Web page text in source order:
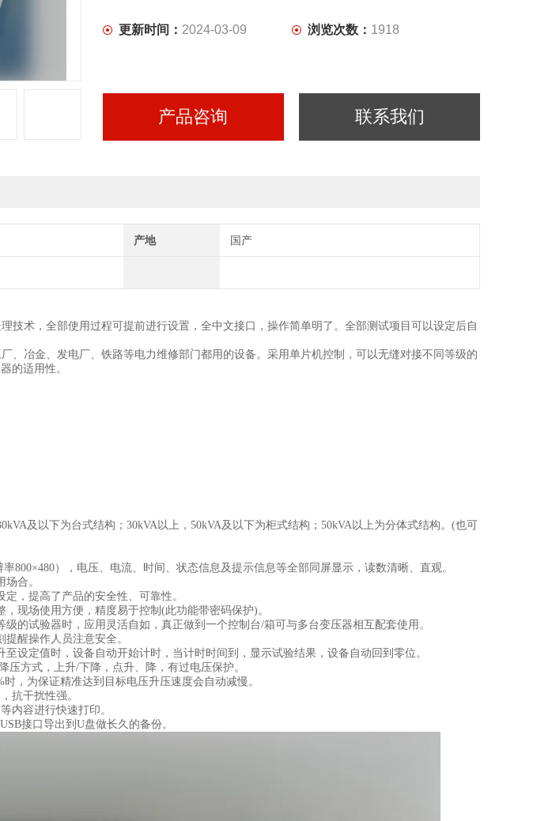
更新时间： 2024-03-09 浏览次数： 1918
产品咨询 联系我们
产地 国产
技术，全部使用过程可提前进行设置，全中文接口，操作简单明了。全部测试项目可以设定后自
、冶金、发电厂、铁路等电力维修部门都用的设备。采用单片机控制，可以无缝对接不同等级的
的适用性。
及以下为台式结构； 30kVA以上， 50kVA及以下为柜式结构； 50kVA以上为分体式结构。 (也可
率800×480） ， 电压、电流、时间、状态信息及提示信息等全部同屏显示，读数清晰、直观。
合。
，提高了产品的安全性、可靠性。
现场使用方便，精度易于控制 (此功能带密码保护)。
的试验器时，应用灵活自如，真正做到一个控制台/箱可与多台变压器相互配套使用 。
醒操作人员注意安全。
设定值时，设备自动开始计时，当计时时间到，显示试验结果，设备自动回到零位。
降压方式，上升/下降， 点升、降 ，有过电压保护。
时，为保证精准达到目标电压升压速度会自动减慢。
抗干扰性强。
内容进行快速打印。
USB接口导出到 U盘做长久的备份。